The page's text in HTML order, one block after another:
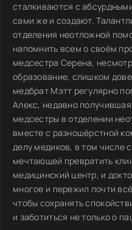
сталкиваются с
сами же и создают.
отделения неотложной
напомнить всем о своём
медсестра Серена,
образование, слишком
медбрат Мэтт регулярно
Алекс, недавно
медсестры в отделении
вместе с разношёрстной
делу медиков, в том числе
мечтающей превратить
медицинский центр, и
многое и пережил почти
чтобы сохранять
и заботиться не только о